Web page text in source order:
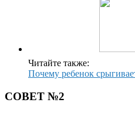
Читайте также:
Почему ребенок
СОВЕТ №2